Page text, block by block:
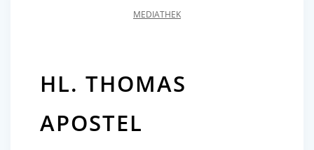
MEDIATHEK
HL. THOMAS
APOSTEL